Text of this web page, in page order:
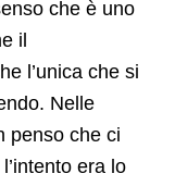
che è uno
il
l’unica che si
Nelle
penso che ci
era lo